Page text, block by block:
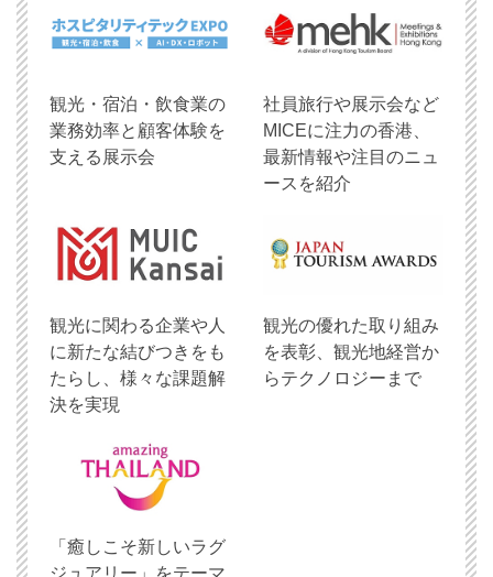
観光・宿泊・飲食業の
業務効率と顧客体験を
支える展示会
社員旅行や展示会など
MICEに注力の香港、
最新情報や注目のニュ
ースを紹介
観光に関わる企業や人
に新たな結びつきをも
たらし、様々な課題解
決を実現
観光の優れた取り組み
を表彰、観光地経営か
らテクノロジーまで
「癒しこそ新しいラグ
ジュアリー」をテーマ